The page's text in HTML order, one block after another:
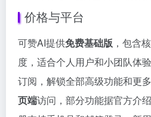
价格与平台
可赞AI提供免费基础版 ，包含
度，适合个人用户和小团队体
订阅，解锁全部高级功能和更
页端访问，部分功能据官方介